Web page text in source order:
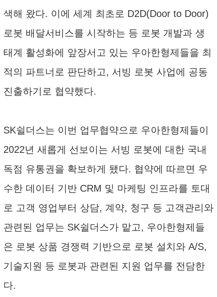
색해 왔다. 이에 세계 최초로 D2D(Door to Door)
로봇 배달서비스를 시작하는 등 로봇 개발과 생
태계 활성화에 앞장서고 있는 우아한형제들을 최
적의 파트너로 판단하고, 서빙 로봇 사업에 공동
진출하기로 협약했다.
SK쉴더스는 이번 업무협약으로 우아한형제들이
2022년 새롭게 선보이는 서빙 로봇에 대한 국내
독점 유통권을 확보하게 됐다. 협약에 따르면 우
수한 데이터 기반 CRM 및 마케팅 인프라를 토대
로 고객 영업부터 상담, 계약, 청구 등 고객관리와
관련된 업무는 SK쉴더스가 맡고, 우아한형제들
은 로봇 상품 경쟁력 기반으로 로봇 설치와 A/S,
기술지원 등 로봇과 관련된 지원 업무를 전담한
다.